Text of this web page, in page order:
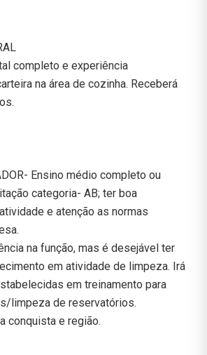
completo e experiência
na área de cozinha. Receberá
Ensino médio completo ou
categoria- AB; ter boa
e atenção as normas
na função, mas é desejável ter
em atividade de limpeza. Irá
em treinamento para
limpeza de reservatórios.
conquista e região.